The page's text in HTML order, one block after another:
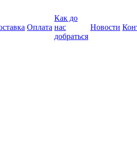
Оплата
Как до
нас
добраться
Новости